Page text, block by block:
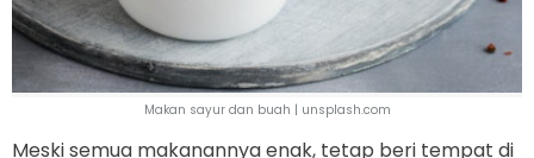
Makan sayur dan buah | unsplash.com
Meski semua makanannya enak, tetap beri tempat di